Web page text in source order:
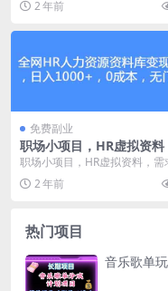
用思考不用费...
2 年前
免费副业
职场小项目，HR虚拟资料
求大，19.9一单！
职场小项目，HR虚拟资料，需
大，19.9一单！ 今天来给大家
一个充满潜力的...
2 年前
热门项目
音乐歌单